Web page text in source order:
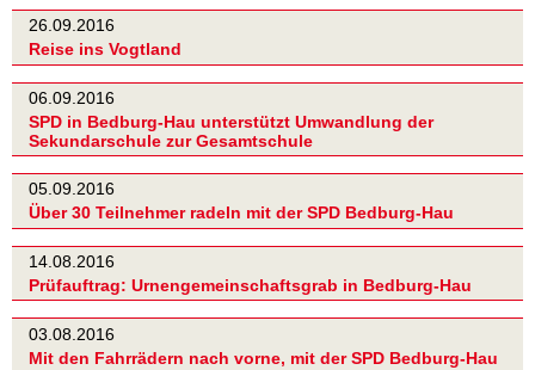
26.09.2016
Reise ins Vogtland
06.09.2016
SPD in Bedburg-Hau unterstützt Umwandlung der
Sekundarschule zur Gesamtschule
05.09.2016
Über 30 Teilnehmer radeln mit der SPD Bedburg-Hau
14.08.2016
Prüfauftrag: Urnengemeinschaftsgrab in Bedburg-Hau
03.08.2016
Mit den Fahrrädern nach vorne, mit der SPD Bedburg-Hau